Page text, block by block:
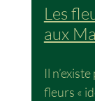
Les
aux
Il
fleurs «